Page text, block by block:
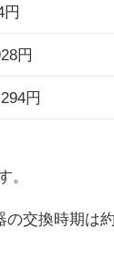
円
円
円
。
交換時期は